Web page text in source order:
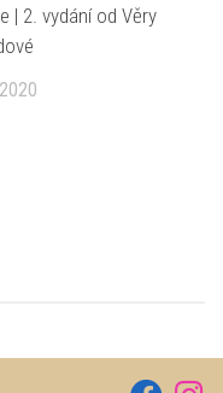
| 2. vydání od Věry